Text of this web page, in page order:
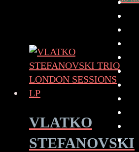
VLATKO
STEFANOVSKI